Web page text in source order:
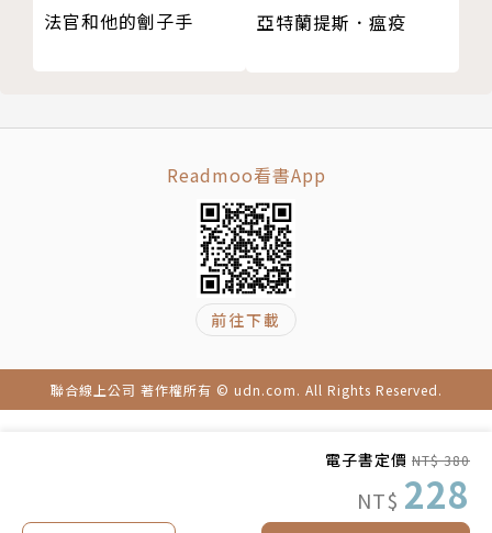
電子書定價 NT$ 380
NT$ 228
▎精神病院系列
第三十七章 大師的老婆
第四十一章 西天感應木頭天公
第四十二章 趕海
第四十三章 飛坤爸魯廟
第四十四章 開山紅背
第四十七章 摧殘猴王
補記
版權頁
法官和他的劊子手 亞特蘭提斯．瘟疫
Readmoo看書App
前往下載
聯合線上公司 著作權所有 © udn.com. All Rights Reserved.